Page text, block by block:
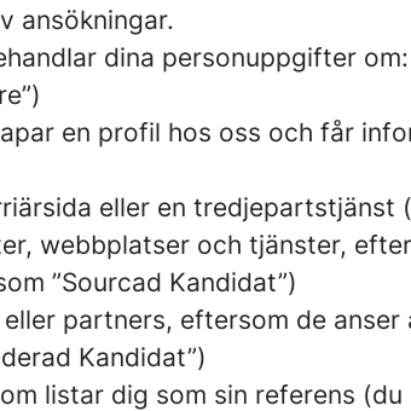
ansökningar.
dina personuppgifter om:
en profil hos oss och får
eller en tredjepartstjänst
webbplatser och tjänster,
”Sourcad Kandidat”)
partners, eftersom de
Kandidat”)
listar dig som sin referens (du